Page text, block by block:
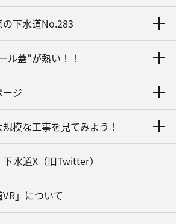
下水道No.283
ル蓋"が熱い！！
ジ
模な工事を見てみよう！
水道X（旧Twitter）
VR」について